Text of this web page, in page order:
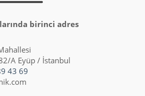
birinci adres
A Eyüp / İstanbul
43 69